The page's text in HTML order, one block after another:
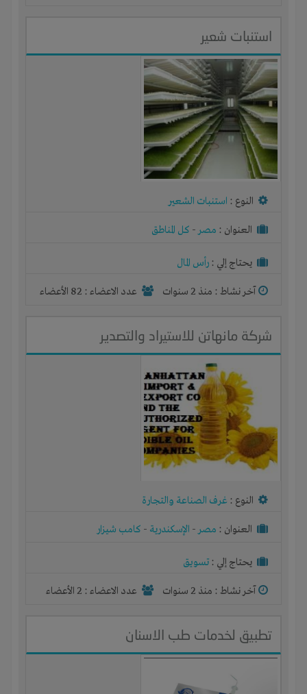
استنبات شعير
النوع : استنبات الشعير
العنوان : مصر- كل المناطق
يحتاج إلي : رأس المال
آخر نشاط : منذ 2 سنوات عدد الاعضاء : 82 الأعضاء
شركة مانهاتن للاستيراد والتصدير
النوع : غرف الصناعة والتجارة
العنوان : مصر- الإسكندرية - كامب شيزار
يحتاج إلي : تسويق
آخر نشاط : منذ 2 سنوات عدد الاعضاء : 2 الأعضاء
تطبيق لخدمات طب الاسنان